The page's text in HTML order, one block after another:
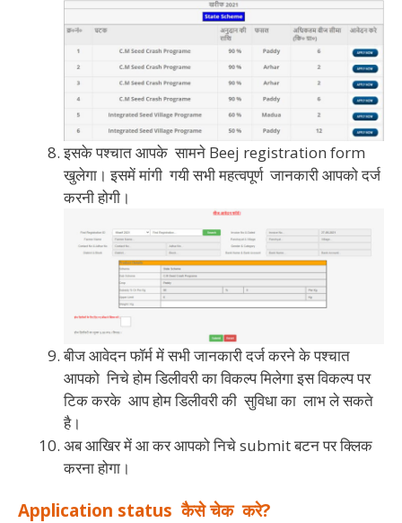
इसके पश्चात आपके सामने Beej registration form
खुलेगा। इसमें मांगी गयी सभी महत्वपूर्ण जानकारी आपको दर्ज
करनी होगी।
बीज आवेदन फॉर्म में सभी जानकारी दर्ज करने के पश्चात
आपको निचे होम डिलीवरी का विकल्प मिलेगा इस विकल्प पर
टिक करके आप होम डिलीवरी की सुविधा का लाभ ले सकते
है।
अब आखिर में आ कर आपको निचे submit बटन पर क्लिक
करना होगा।
Application status कैसे चेक करे?